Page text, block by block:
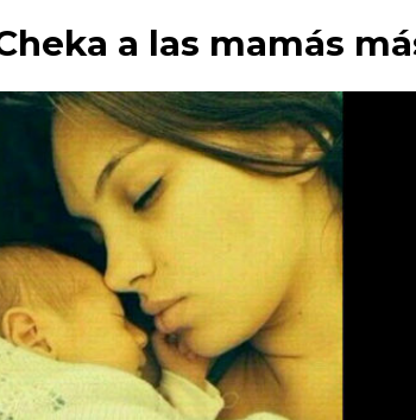
a las mamás